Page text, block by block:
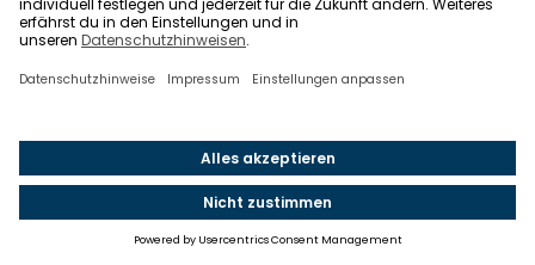
oder den Ausbaumöglichkeiten. Hier sind die
Geringere finanzielle Belastung:
Hausbau bedeutet weniger Schulden und eine
niedrigere monatliche Belastung für Zinsen und